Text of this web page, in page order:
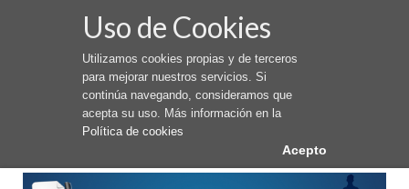
Uso de Cookies
Utilizamos cookies propias y de terceros
para mejorar nuestros servicios. Si
continúa navegando, consideramos que
acepta su uso. Más información en la
Política de cookies
Acepto